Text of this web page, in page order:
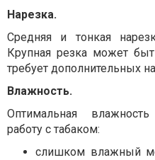
Нарезка.
Средняя и тонкая
Крупная резка может
требует дополнительных
Влажность.
Оптимальная
работу с табаком:
слишком влажный